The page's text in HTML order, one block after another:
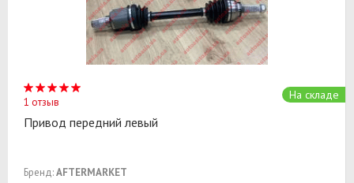
1 отзыв
На складе
Привод передний левый
Бренд:AFTERMARKET